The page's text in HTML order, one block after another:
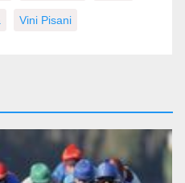
Vini Pisani